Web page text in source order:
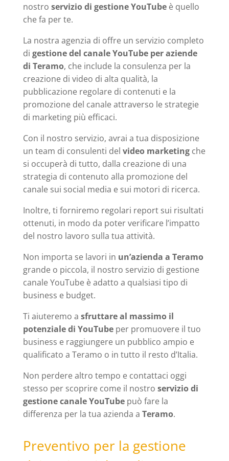
nostro servizio di gestione YouTubeè quello
che fa per te.
La nostra agenzia di offre un servizio completo
di gestione del canale YouTube per aziende
di Teramo, che include la consulenza per la
creazione di video di alta qualità, la
pubblicazione regolare di contenuti e la
promozione del canale attraverso le strategie
di marketing più efficaci.
Con il nostro servizio, avrai a tua disposizione
un team di consulenti del video marketingche
si occuperà di tutto, dalla creazione di una
strategia di contenuto alla promozione del
canale sui social media e sui motori di ricerca.
Inoltre, ti forniremo regolari report sui risultati
ottenuti, in modo da poter verificare l’impatto
del nostro lavoro sulla tua attività.
Non importa se lavori in un’azienda a Teramo
grande o piccola, il nostro servizio di gestione
canale YouTube è adatto a qualsiasi tipo di
business e budget.
Ti aiuteremo a sfruttare al massimo il
potenziale di YouTubeper promuovere il tuo
business e raggiungere un pubblico ampio e
qualificato a Teramo o in tutto il resto d’Italia.
Non perdere altro tempo e contattaci oggi
stesso per scoprire come il nostro servizio di
gestione canale YouTubepuò fare la
differenza per la tua azienda a Teramo.
Preventivo per la gestione